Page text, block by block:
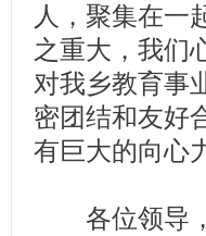
人，聚集在一
之重大，我们
对我乡教育事
密团结和友好
有巨大的向心
各位领导，